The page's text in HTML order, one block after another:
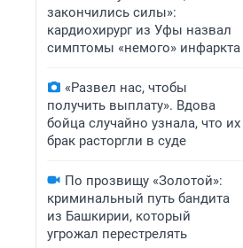
закончились силы»:
кардиохирург из Уфы назвал
симптомы «немого» инфаркта
«Развел нас, чтобы
получить выплату». Вдова
бойца случайно узнала, что их
брак расторгли в суде
По прозвищу «Золотой»:
криминальный путь бандита
из Башкирии, который
угрожал перестрелять